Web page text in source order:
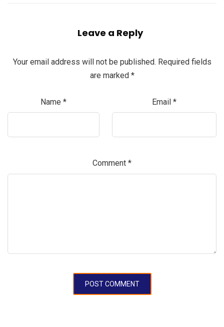
Leave a Reply
Your email address will not be published. Required fields
are marked *
Name * Email *
Comment *